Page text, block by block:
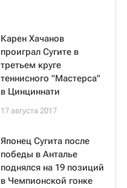
Карен Хачанов
проиграл Сугите в
третьем круге
теннисного "Мастерса"
в Цинциннати
17 августа 2017
Японец Сугита после
победы в Анталье
поднялся на 19 позиций
в Чемпионской гонке